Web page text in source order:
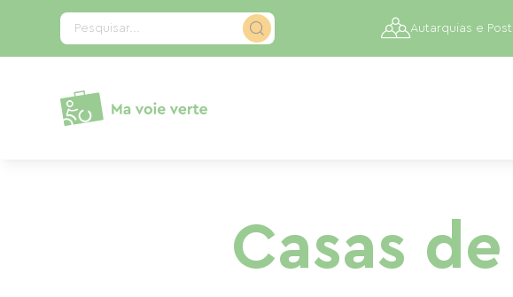
Pesquisar... Autarquias e
Casas
Painel de Gerenciamento de Cookies